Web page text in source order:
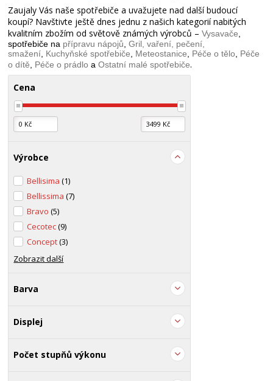
Zaujaly Vás naše spotřebiče a uvažujete nad další budoucí
koupí? Navštivte ještě dnes jednu z našich kategorií nabitých
kvalitním zbožím od světově známých výrobců –Vysavače
spotřebiče na přípravu nápojů ,Gril, vaření, pečení,
smažení Kuchyňské spotřebiče Meteostanice Péče o tělo Péče
o dítě
Péče o prádlo aOstatní malé spotřebiče.
Cena
Výrobce
Bellisima(1)
Bellissima(7)
Bravo(5)
Cecotec(9)
Concept(3)
Zobrazit další
Barva
Displej
Počet stupňů výkonu